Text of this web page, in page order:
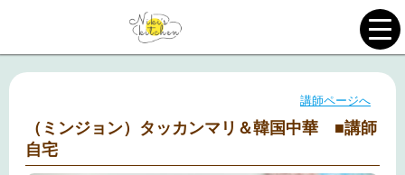
講師ページへ
（ミンジョン）タッカンマリ＆韓国中華 ■講師
自宅